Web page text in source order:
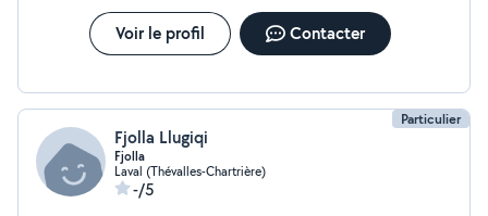
vous proposer mon aide pour des déménagements /
emménagements, mais uniquement pour charger et/ou
décharger. Merci de m'avoir lu. Cordialement. Florian.
Voir le profil Contacter
Particulier
Fjolla Llugiqi
Fjolla
Laval (Thévalles-Chartrière)
-/5